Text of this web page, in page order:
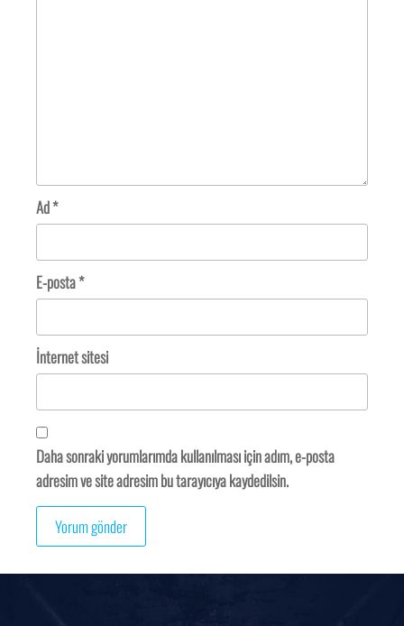
Ad*
E-posta*
İnternet sitesi
Daha sonraki yorumlarımda kullanılması için adım, e-posta
adresim ve site adresim bu tarayıcıya kaydedilsin.